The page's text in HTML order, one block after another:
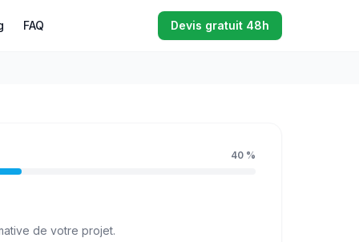
FAQ Devis gratuit 48h
40 %
de votre projet.